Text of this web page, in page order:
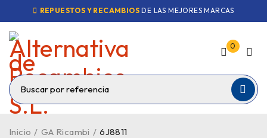
REPUESTOS Y RECAMBIOS DE LAS MEJORES MARCAS
0
Inicio / GA Ricambi / 6J8811